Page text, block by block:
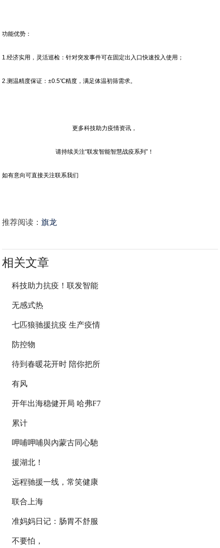
功能优势：
1.经济实用，灵活巡检：针对突发事件可在固定出入口快速投入使用；
2.测温精度保证：±0.5℃精度，满足体温初筛需求。
更多科技助力疫情资讯，
请持续关注“联发智能智慧战疫系列”！
如有意向可直接关注联系我们
推荐阅读：旗龙
相关文章
科技助力抗疫！联发智能
无感式热
七匹狼驰援抗疫 生产疫情
防控物
待到春暖花开时 陪你把所
有风
开年出海稳健开局 哈弗F7
累计
呷哺呷哺與內蒙古同心馳
援湖北！
远程驰援一线，常笑健康
联合上海
准妈妈日记：肠胃不舒服
不要怕，